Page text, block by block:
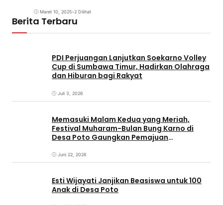
Maret 10, 2025•2 Dilihat
Berita Terbaru
PDI Perjuangan Lanjutkan Soekarno Volley
Cup di Sumbawa Timur, Hadirkan Olahraga
dan Hiburan bagi Rakyat
Juli 3, 2026
Memasuki Malam Kedua yang Meriah,
Festival Muharam-Bulan Bung Karno di
Desa Poto Gaungkan Pemajuan
Juni 22, 2026
Esti Wijayati Janjikan Beasiswa untuk 100
Anak di Desa Poto